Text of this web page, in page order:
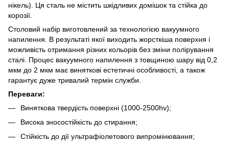
нікель). Ця сталь не містить шкідливих домішок та стійка до
корозії.
Столовий набір виготовлений за технологією вакуумного
напилення. В результаті якої виходить жорсткіша поверхня і
можливість отримання різних кольорів без зміни полірування
сталі. Процес вакуумного напилення з товщиною шару від 0,2
мкм до 2 мкм має виняткові естетичні особливості, а також
гарантує дуже тривалий термін служби.
Переваги:
Виняткова твердість поверхні (1000-2500hv);
Висока зносостійкість до стирання;
Стійкість до дії ультрафіолетового випромінювання;